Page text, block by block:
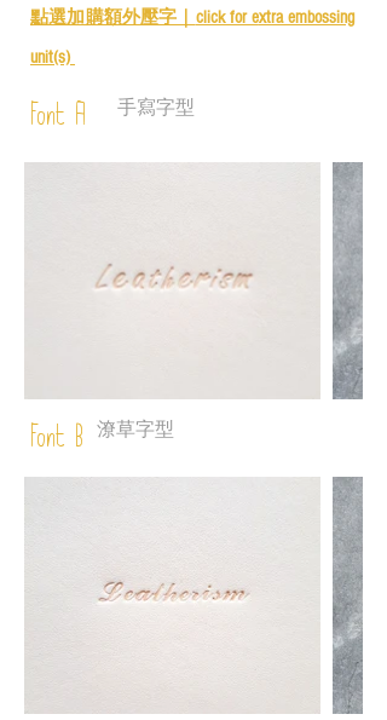
點選加購額外壓字｜ click for extra embossing
unit(s)
Font A 手寫字型
Font B 潦草字型